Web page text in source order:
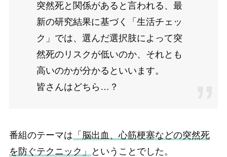
突然死と関係があると言われる、最
新の研究結果に基づく「生活チェッ
ク」では、選んだ選択肢によって突
然死のリスクが低いのか、それとも
高いのかが分かるといいます。
皆さんはどちら…？
番組のテーマは 「脳出血、心筋梗塞などの突然死
を防ぐテクニック」
ということでした。